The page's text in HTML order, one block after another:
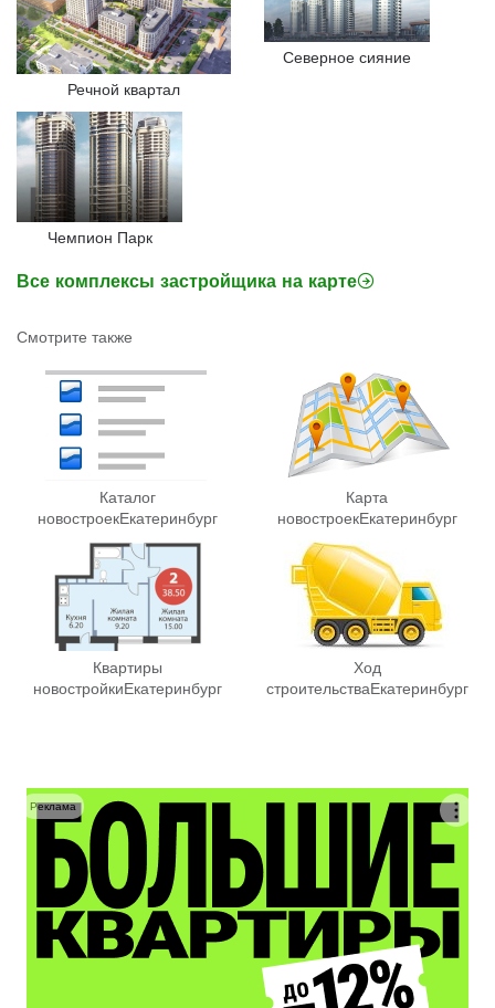
Речной квартал
Северное сияние
Чемпион Парк
Все комплексы застройщика на карте
Смотрите также
Каталог
новостроекЕкатеринбург
Карта
новостроекЕкатеринбург
Квартиры
новостройкиЕкатеринбург
Ход
строительстваЕкатеринбург
Реклама